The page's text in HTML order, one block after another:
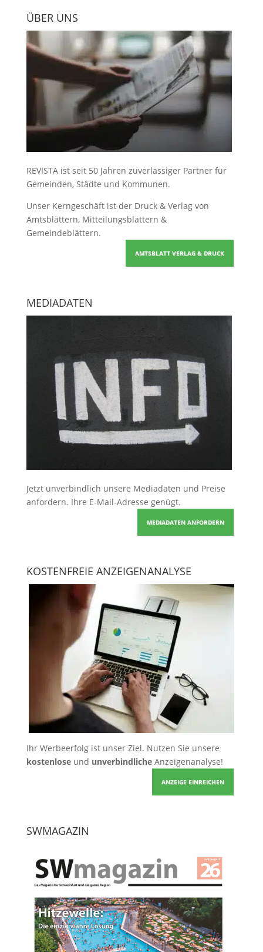
ÜBER UNS
REVISTA ist seit 50 Jahren zuverlässiger Partner für
Gemeinden, Städte und Kommunen.
Unser Kerngeschäft ist der Druck & Verlag von
Amtsblättern, Mitteilungsblättern &
Gemeindeblättern.
AMTSBLATT VERLAG & DRUCK
MEDIADATEN
Jetzt unverbindlich unsere Mediadaten und Preise
anfordern. Ihre E-Mail-Adresse genügt.
MEDIADATEN ANFORDERN
KOSTENFREIE ANZEIGENANALYSE
Ihr Werbeerfolg ist unser Ziel. Nutzen Sie unsere
kostenloseund unverbindlicheAnzeigenanalyse!
ANZEIGE EINREICHEN
SWMAGAZIN